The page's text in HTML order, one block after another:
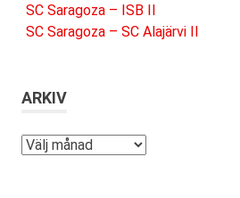
SC Saragoza – ISB II
SC Saragoza – SC Alajärvi II
ARKIV
Arkiv